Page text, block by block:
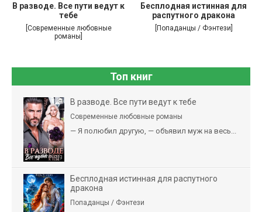
В разводе. Все пути ведут к
тебе
[Современные любовные
романы]
Бесплодная истинная для
распутного дракона
[Попаданцы / Фэнтези]
Топ книг
В разводе. Все пути ведут к тебе
Современные любовные романы
— Я полюбил другую, — объявил муж на весь...
Бесплодная истинная для распутного
дракона
Попаданцы / Фэнтези